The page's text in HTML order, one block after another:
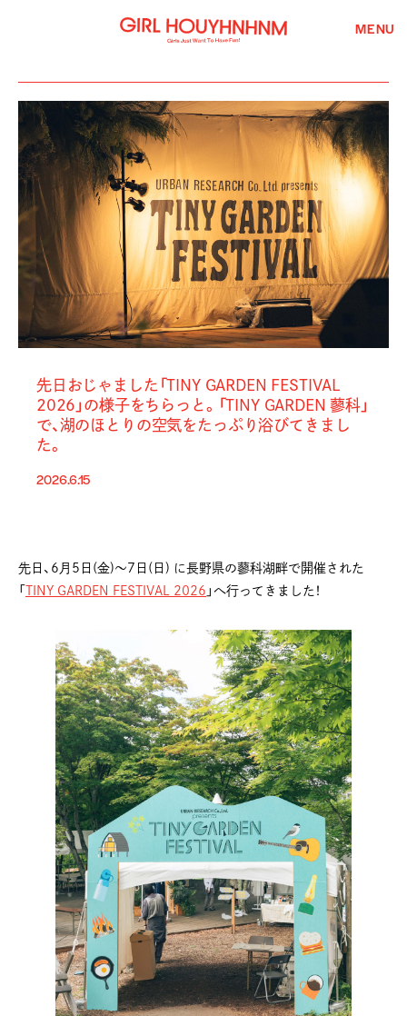
MENU
先日おじゃました「TINY GARDEN FESTIVAL
2026」の様子をちらっと。「TINY GARDEN 蓼科」
で、湖のほとりの空気をたっぷり浴びてきまし
た。
2026.6.15
先日、6月5日(金)〜7日(日) に長野県の蓼科湖畔で開催された
「
TINY GARDEN FESTIVAL 2026 」へ行ってきました！